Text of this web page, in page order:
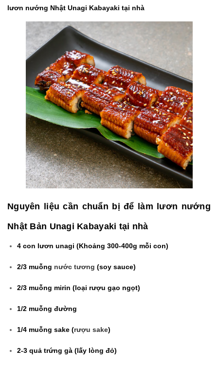
lươn nướng Nhật Unagi Kabayaki tại nhà
Nguyên liệu cần chuẩn bị để làm lươn nướng
Nhật Bản Unagi Kabayaki tại nhà
4 con lươn unagi (Khoảng 300-400g mỗi con)
2/3 muỗng nước tương (soy sauce)
2/3 muỗng mirin (loại rượu gạo ngọt)
1/2 muỗng đường
1/4 muỗng sake (rượu sake)
2-3 quả trứng gà (lấy lòng đỏ)